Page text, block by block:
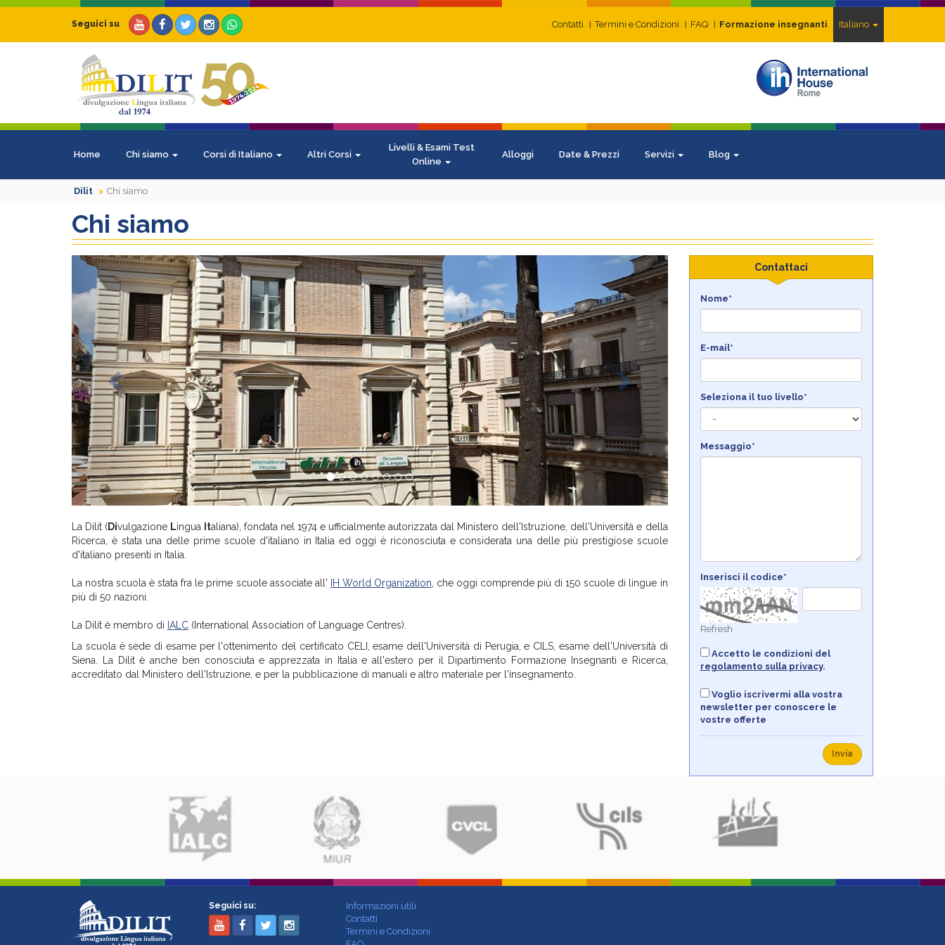
Contatti Termini e Condizioni FAQ Formazione insegnanti Italiano
Seguici su
Home Chi siamo Corsi di Italiano Altri Corsi
Livelli & Esami Test
Online
Alloggi Date & Prezzi Servizi Blog
Dilit Chi siamo
Chi siamo
Previous Next
La Dilit (Divulgazione Lingua Italiana), fondata nel 1974 e ufficialmente autorizzata dal Ministero dell'Istruzione, dell'Università e della
Ricerca, è stata una delle prime scuole d'italiano in Italia ed oggi è riconosciuta e considerata una delle più prestigiose scuole
d'italiano presenti in Italia.
La nostra scuola è stata fra le prime scuole associate all' IH World Organization , che oggi comprende più di 150 scuole di lingue in
più di 50 nazioni.
La Dilit è membro di IALC (International Association of Language Centres).
La scuola è sede di esame per l'ottenimento del certificato CELI, esame dell'Università di Perugia, e CILS, esame dell'Università di
Siena. La Dilit è anche ben conosciuta e apprezzata in Italia e all'estero per il Dipartimento Formazione Insegnanti e Ricerca,
accreditato dal Ministero dell'Istruzione, e per la pubblicazione di manuali e altro materiale per l'insegnamento.
Contattaci
Nome*
E-mail*
Seleziona il tuo livello*
Messaggio*
Inserisci il codice*
Refresh
Accetto le condizioni del
regolamento sulla privacy.
Voglio iscrivermi alla vostra
newsletter per conoscere le
vostre offerte
Invia
Seguici su:
Informazioni utili
Contatti
Termini e Condizioni